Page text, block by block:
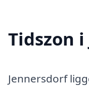
Tidszon
Jennersdorf